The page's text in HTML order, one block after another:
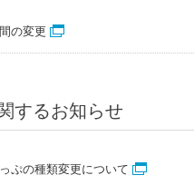
の変更
するお知らせ
ぷの種類変更について